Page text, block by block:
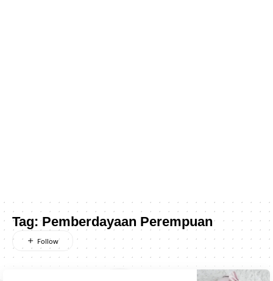
Tag:Pemberdayaan Perempuan